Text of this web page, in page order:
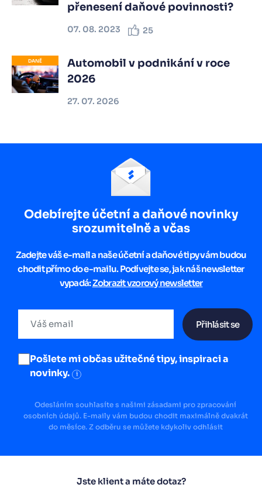
přenesení daňové povinnosti?
07. 08. 2023 25
DANĚ
Automobil v podnikání v roce
2026
27. 07. 2026
Odebírejte účetní a daňové novinky
srozumitelně a včas
Zadejte váš e-mail a naše účetní a daňové tipy vám budou
chodit přímo do e-mailu. Podívejte se, jak náš newsletter
vypadá:Zobrazit vzorový newsletter
Přihlásit se
Pošlete mi občas užitečné tipy, inspiraci a
novinky.
i
Odesláním souhlasíte s našimi zásadami pro zpracování
osobních údajů. E-maily vám budou chodit maximálně dvakrát
do měsíce. Z odběru se můžete kdykoliv odhlásit
Jste klient a máte dotaz?